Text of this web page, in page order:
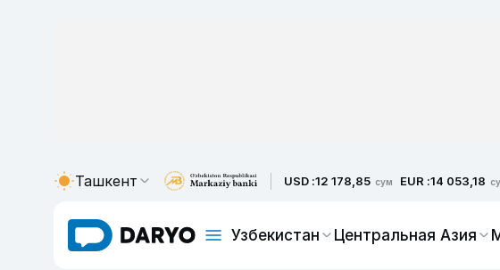
Ташкент USD :12 178,85 сум EUR :14 053,18
Узбекистан Центральная Азия